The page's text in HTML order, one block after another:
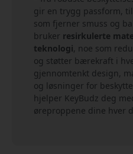
gir en trygg passform,
som fjerner smuss og
bruker resirkulerte
teknologi, noe som
og støtter bærekraft i
gjennomtenkt design,
og løsninger for
hjelper KeyBudz deg
øreproppene dine hver